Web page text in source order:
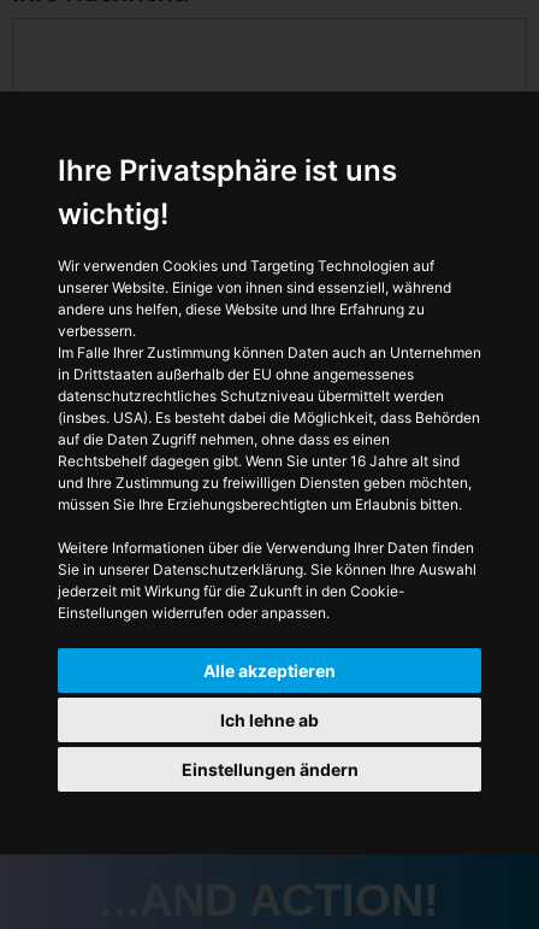
Ihre Privatsphäre ist uns
wichtig!
Wir verwenden Cookies und Targeting Technologien auf
unserer Website. Einige von ihnen sind essenziell, während
andere uns helfen, diese Website und Ihre Erfahrung zu
verbessern.
Im Falle Ihrer Zustimmung können Daten auch an Unternehmen
in Drittstaaten außerhalb der EU ohne angemessenes
datenschutzrechtliches Schutzniveau übermittelt werden
(insbes. USA). Es besteht dabei die Möglichkeit, dass Behörden
auf die Daten Zugriff nehmen, ohne dass es einen
Rechtsbehelf dagegen gibt. Wenn Sie unter 16 Jahre alt sind
und Ihre Zustimmung zu freiwilligen Diensten geben möchten,
müssen Sie Ihre Erziehungsberechtigten um Erlaubnis bitten.
Weitere Informationen über die Verwendung Ihrer Daten finden
Sie in unserer Datenschutzerklärung. Sie können Ihre Auswahl
jederzeit mit Wirkung für die Zukunft in den Cookie-
Einstellungen widerrufen oder anpassen.
Alle akzeptieren
Ich lehne ab
Einstellungen ändern
Sicherheitsabfrage:
- - - -
Mit dieser Sicherheitsabfrage vermeiden wir Spam-Anfragen.
* Pflichtfelder
...AND ACTION!